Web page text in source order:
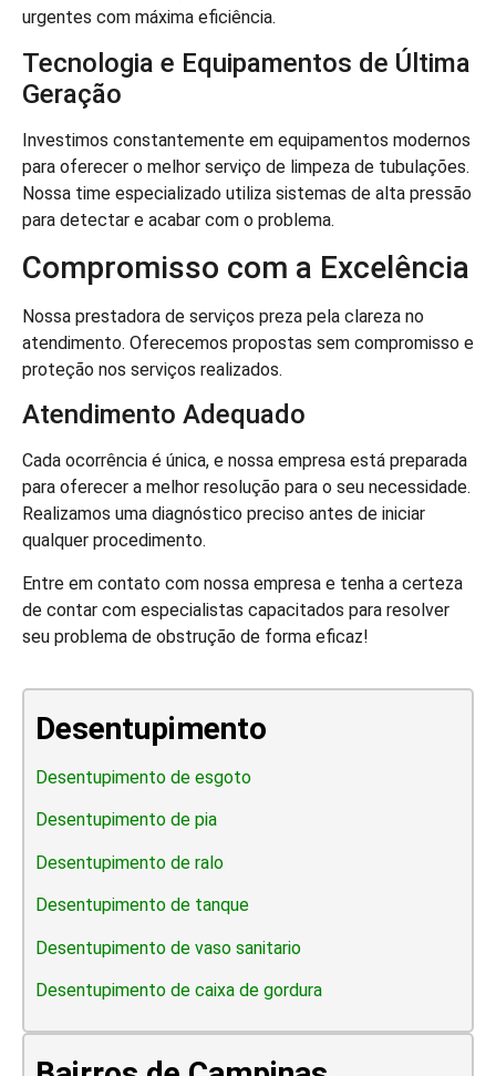
urgentes com máxima eficiência.
Tecnologia e Equipamentos de Última
Geração
Investimos constantemente em equipamentos modernos
para oferecer o melhor serviço de limpeza de tubulações.
Nossa time especializado utiliza sistemas de alta pressão
para detectar e acabar com o problema.
Compromisso com a Excelência
Nossa prestadora de serviços preza pela clareza no
atendimento. Oferecemos propostas sem compromisso e
proteção nos serviços realizados.
Atendimento Adequado
Cada ocorrência é única, e nossa empresa está preparada
para oferecer a melhor resolução para o seu necessidade.
Realizamos uma diagnóstico preciso antes de iniciar
qualquer procedimento.
Entre em contato com nossa empresa e tenha a certeza
de contar com especialistas capacitados para resolver
seu problema de obstrução de forma eficaz!
Desentupimento
Desentupimento de esgoto
Desentupimento de pia
Desentupimento de ralo
Desentupimento de tanque
Desentupimento de vaso sanitario
Desentupimento de caixa de gordura